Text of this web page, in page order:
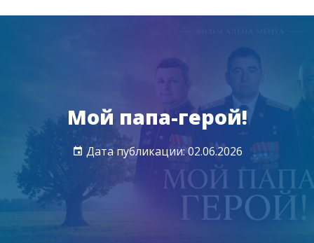
Мой папа-герой!
Дата публикации: 02.06.2026